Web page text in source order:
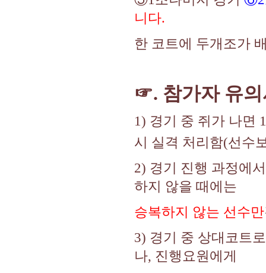
니다.
한 코트에 두개조가
☞. 참가자 유의
1) 경기 중 쥐가 나면
시 실격 처리함(선수
2) 경기 진행 과정에
하지 않을 때에는
승복하지 않는 선수만
3) 경기 중 상대코트
나, 진행요원에게